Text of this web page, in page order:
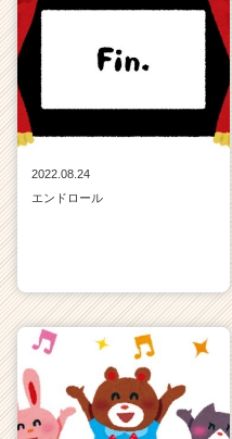
h
2022.08.24
エンドロール